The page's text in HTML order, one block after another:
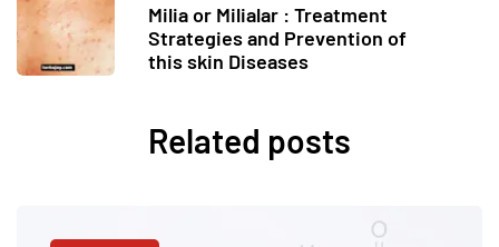
Milia or Milialar : Treatment
Strategies and Prevention of
this skin Diseases
Related posts